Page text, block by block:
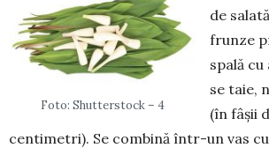
Foto: Shutterstock – 4
de
frunze
spală cu
se taie,
(în fâșii
centimetri). Se com­bină într-un vas